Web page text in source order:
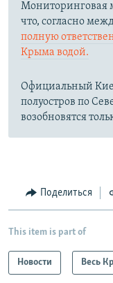
Мониторинговая
что, согласно
полную
Крыма водой.
Официальный
полуостров по
возобновятся
Поделиться
This item is part of
Новости Весь